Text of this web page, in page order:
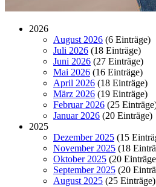
2026
August 2026 (6 Einträge)
Juli 2026 (18 Einträge)
Juni 2026 (27 Einträge)
Mai 2026 (16 Einträge)
April 2026 (18 Einträge)
März 2026 (19 Einträge)
Februar 2026 (25
Januar 2026 (20 Einträge)
2025
Dezember 2025 (15
November 2025 (18
Oktober 2025 (20
September 2025 (20
August 2025 (25 Einträge)